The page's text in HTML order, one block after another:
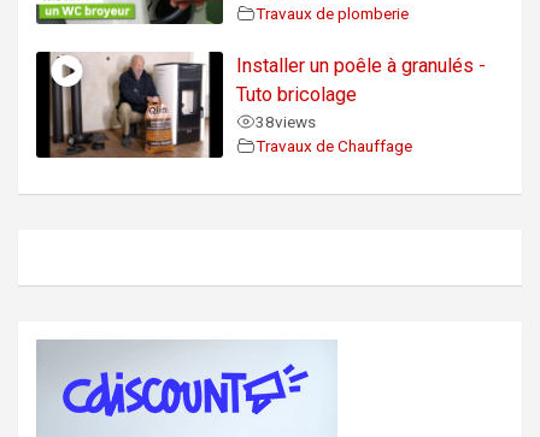
Travaux de plomberie
Installer un poêle à granulés -
Tuto bricolage
38views
Travaux de Chauffage